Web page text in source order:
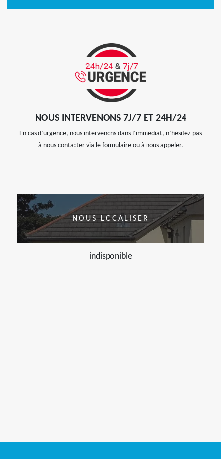
NOUS INTERVENONS 7J/7 ET 24H/24
En cas d’urgence, nous intervenons dans l’immédiat, n’hésitez pas
à nous contacter via le formulaire ou à nous appeler.
NOUS LOCALISER
indisponible